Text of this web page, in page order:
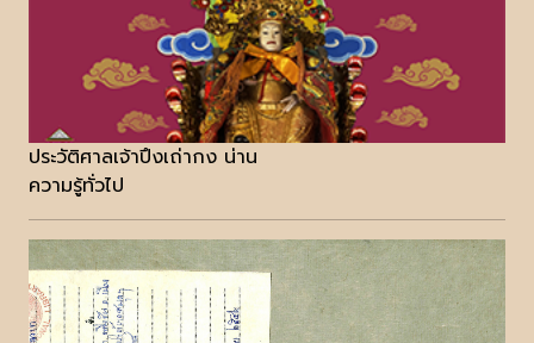
ประวัติศาลเจ้าปึงเถ่ากง น่าน
ความรู้ทั่วไป